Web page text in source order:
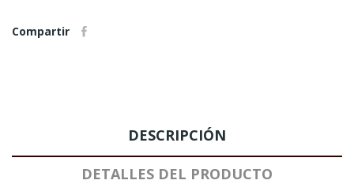
Compartir
DESCRIPCIÓN
DETALLES DEL PRODUCTO